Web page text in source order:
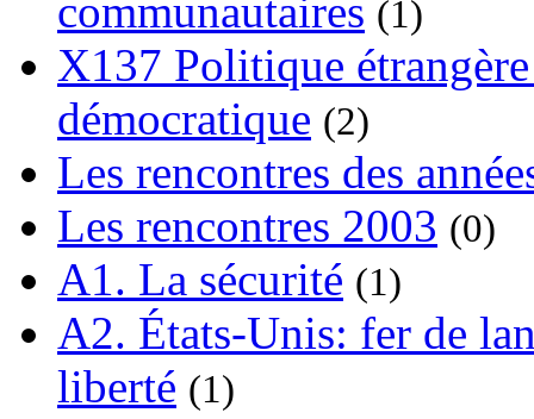
communautaires (1)
X137 Politique
démocratique (2)
Les rencontres des
Les rencontres 2003 (0)
A1. La sécurité (1)
A2. États-Unis: fer de
liberté (1)